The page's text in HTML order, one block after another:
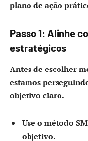
plano de ação
Passo 1: Alinhe
estratégicos
Antes de escolher
estamos
objetivo claro.
Use o método
objetivo.